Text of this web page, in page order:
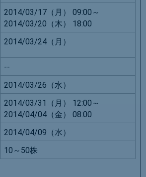
2014/03/17（月） 09:00～
2014/03/20（木） 18:00
2014/03/24（月）
--
2014/03/26（水）
2014/03/31（月） 12:00～
2014/04/04（金） 08:00
2014/04/09（水）
10～50株